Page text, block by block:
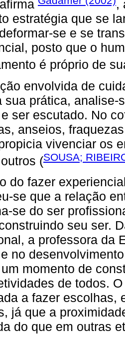
,
estratégia que se
se e se
posto que o
é próprio de
envolvida de
sua prática, analise-
ser escutado. No
anseios,
vivenciar os
(SOUSA;
do fazer
se que a relação
se do ser
seu ser.
a professora da
no
momento de
de todos.
a fazer escolhas,
já que a
do que em outras